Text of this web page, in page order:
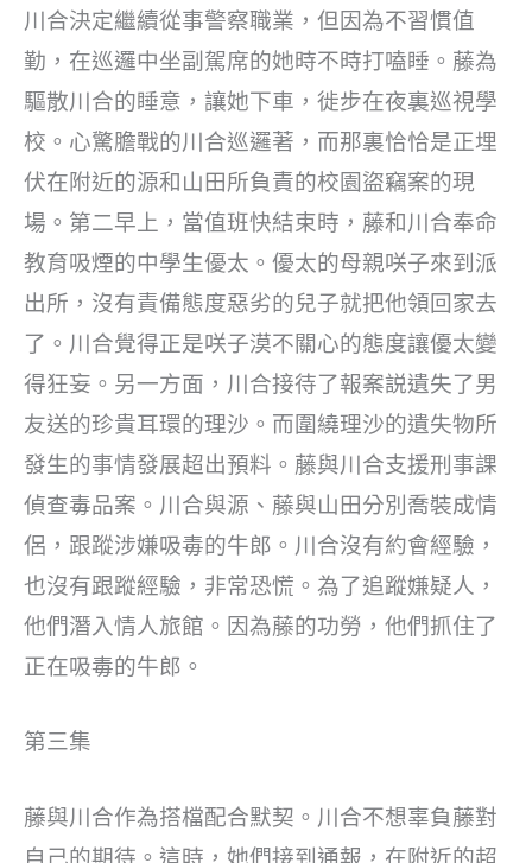
川合決定繼續從事警察職業，但因為不習慣值
勤，在巡邏中坐副駕席的她時不時打嗑睡。藤為
驅散川合的睡意，讓她下車，徙步在夜裏巡視學
校。心驚膽戰的川合巡邏著，而那裏恰恰是正埋
伏在附近的源和山田所負責的校園盜竊案的現
場。第二早上，當值班快結束時，藤和川合奉命
教育吸煙的中學生優太。優太的母親咲子來到派
出所，沒有責備態度惡劣的兒子就把他領回家去
了。川合覺得正是咲子漠不關心的態度讓優太變
得狂妄。另一方面，川合接待了報案説遺失了男
友送的珍貴耳環的理沙。而圍繞理沙的遺失物所
發生的事情發展超出預料。藤與川合支援刑事課
偵查毒品案。川合與源、藤與山田分別喬裝成情
侶，跟蹤涉嫌吸毒的牛郎。川合沒有約會經驗，
也沒有跟蹤經驗，非常恐慌。為了追蹤嫌疑人，
他們潛入情人旅館。因為藤的功勞，他們抓住了
正在吸毒的牛郎。
第三集
藤與川合作為搭檔配合默契。川合不想辜負藤對